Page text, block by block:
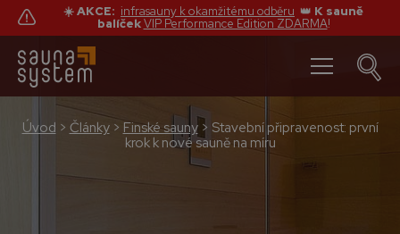
☀️ AKCE: infrasauny k okamžitému odběru 👑 K sauně
balíček VIP Performance Edition ZDARMA!
Úvod > Články> Finské sauny> Stavební připravenost: první
krok k nové sauně na míru